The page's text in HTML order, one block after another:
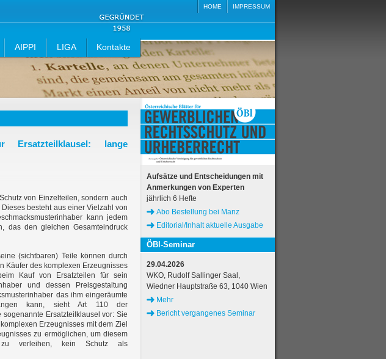
HOME IMPRESSUM
AIPPI LIGA Kontakte
lange
von Einzelteilen, sondern auch
besteht aus einer Vielzahl von
kann jedem
das den gleichen Gesamteindruck
(sichtbaren) Teile können durch
Käufer des komplexen Erzeugnisses
Kauf von Ersatzteilen für sein
und dessen Preisgestaltung
das ihm eingeräumte
kann, sieht Art 110 der
Ersatzteilklausel vor: Sie
Erzeugnisses mit dem Ziel
zu ermöglichen, um diesem
zu verleihen, kein Schutz als
Aufsätze und Entscheidungen mit
Anmerkungen von Experten
jährlich 6 Hefte
Abo Bestellung bei Manz
Editorial/Inhalt aktuelle Ausgabe
ÖBl-Seminar
29.04.2026
WKO, Rudolf Sallinger Saal,
Wiedner Hauptstraße 63, 1040 Wien
Mehr
Bericht vergangenes Seminar